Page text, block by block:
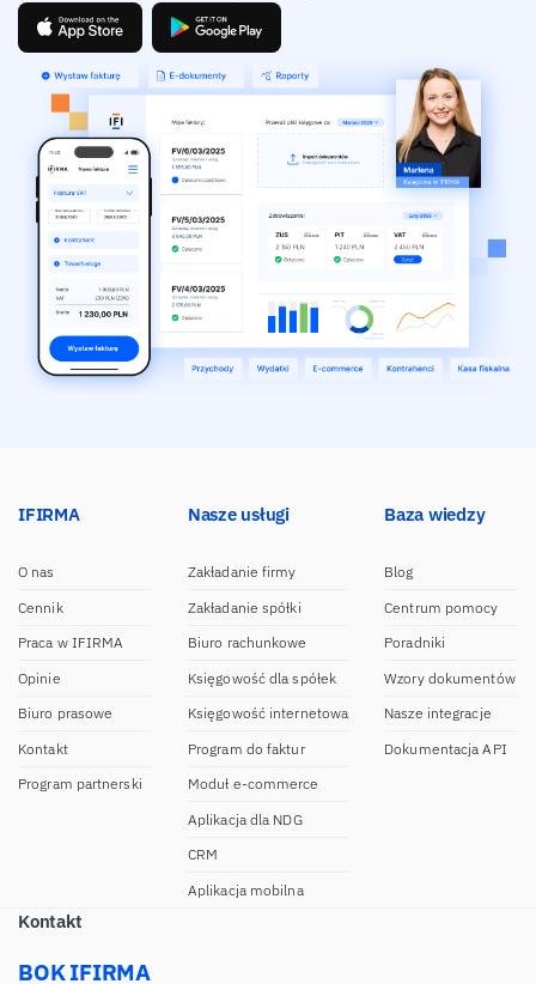
IFIRMA
O nas
Cennik
Praca w IFIRMA
Opinie
Biuro prasowe
Kontakt
Program partnerski
Nasze usługi
Zakładanie firmy
Zakładanie spółki
Biuro rachunkowe
Księgowość dla spółek
Księgowość internetowa
Program do faktur
Moduł e-commerce
Aplikacja dla NDG
CRM
Aplikacja mobilna
Baza wiedzy
Blog
Centrum pomocy
Poradniki
Wzory dokumentów
Nasze integracje
Dokumentacja API
Kontakt
BOK IFIRMA